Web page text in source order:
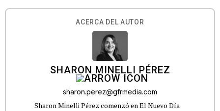
ACERCA DEL AUTOR
SHARON MINELLI PÉREZ
sharon.perez@gfrmedia.com
Sharon Minelli Pérez comenzó en El Nuevo Día